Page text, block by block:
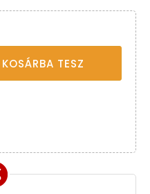
KOSÁRBA TESZ